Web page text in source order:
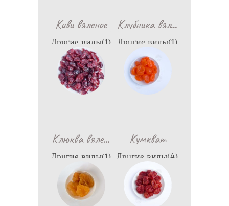
Киви вяленое
Другие виды(1)
790
Клубника вял…
Другие виды(1)
1,487
Клюква вяле…
Другие виды(1)
1,298
Кумкват
Другие виды(4)
688